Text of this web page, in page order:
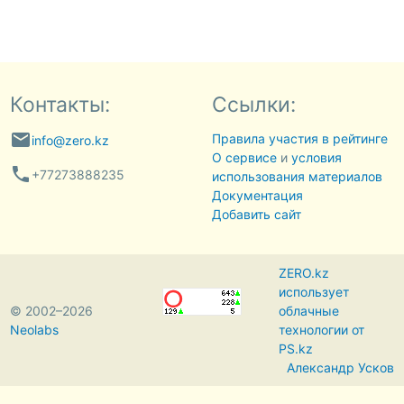
Контакты:
emailinfo@zero.kz
phone +77273888235
Ссылки:
Правила участия в рейтинге
О сервисеи условия
использования материалов
Документация
Добавить сайт
© 2002–2026
Neolabs
ZERO.kz
использует
облачные
технологии от
PS.kz
Александр Усков